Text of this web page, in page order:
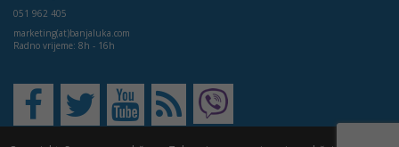
051 962 405
marketing(at)banjaluka.com
Radno vrijeme: 8h - 16h